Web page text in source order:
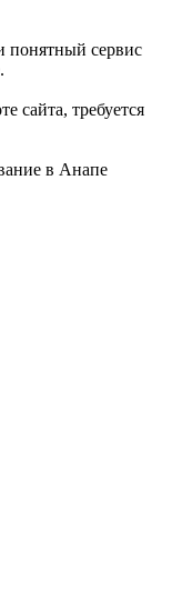
понятный сервис
сайта, требуется
в Анапе